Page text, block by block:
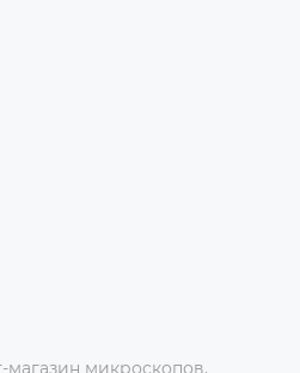
микроскопов,